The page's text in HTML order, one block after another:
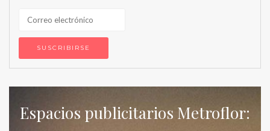
Espacios publicitarios Metroflor: